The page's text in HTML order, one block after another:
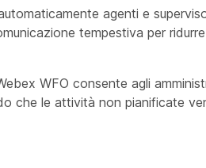
agenti e
tempestiva per
WFO consente agli
che le attività non pianificate